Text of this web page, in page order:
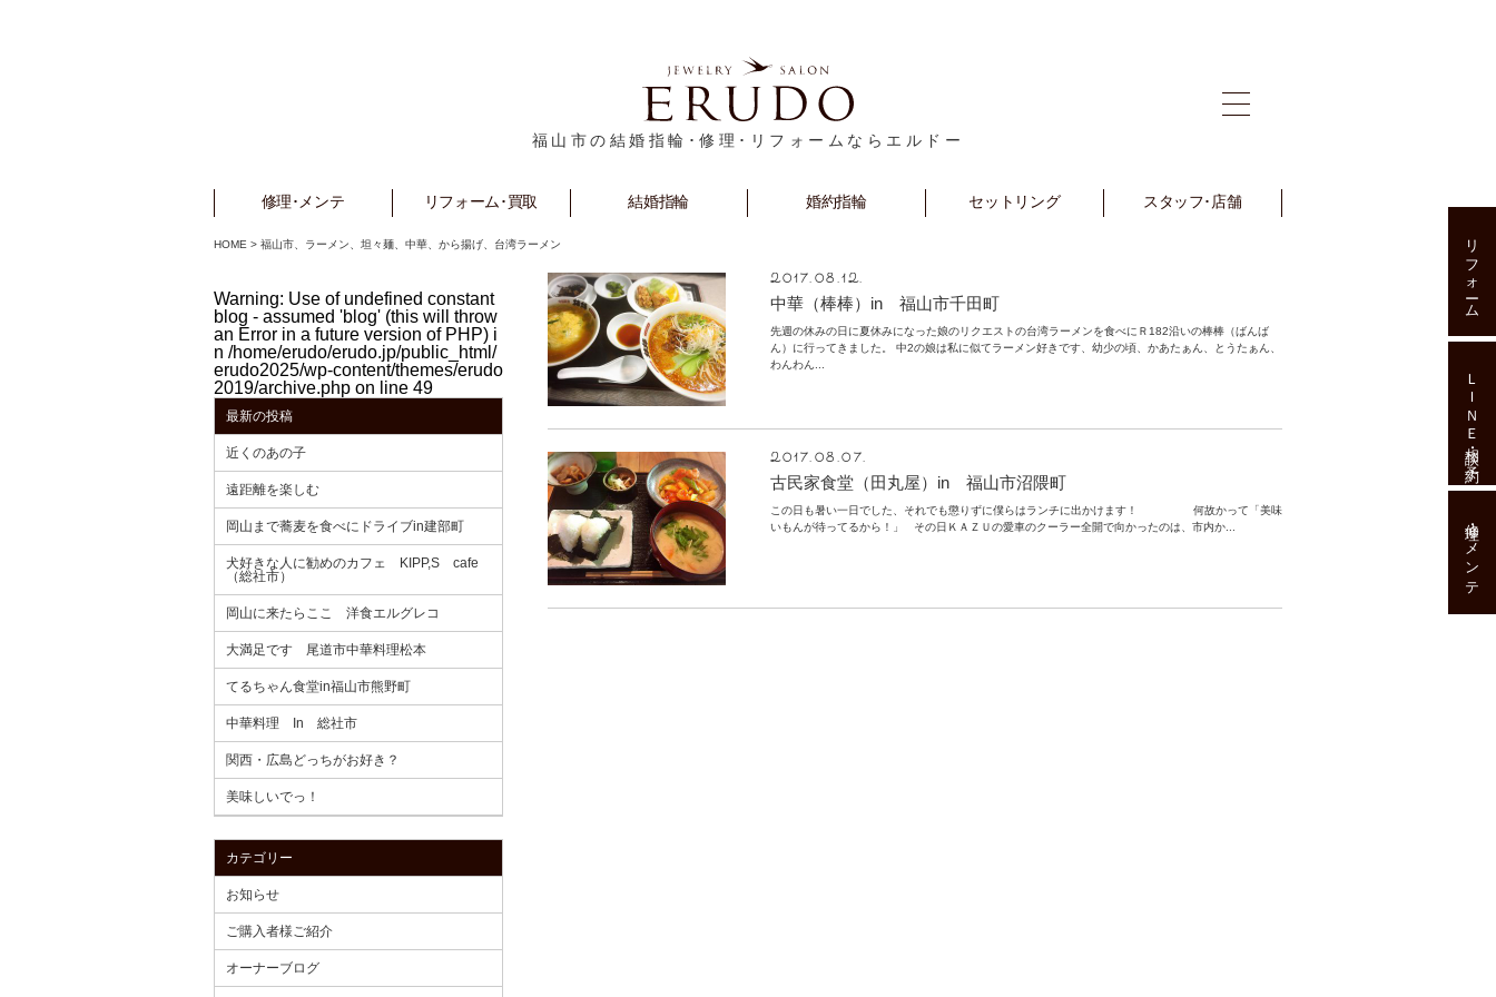
福山市の結婚指輪･修理･リフォームならエルドー
修理･メンテ
Repair リフォーム･買取
Reform 結婚指輪
Marriage 婚約指輪
Engagement セットリング
Set Ring スタッフ･店舗
Staff･Shop
HOME > 福山市、ラーメン、坦々麺、中華、から揚げ、台湾ラーメン
2017.08.12.
中華（棒棒）in 福山市千田町
先週の休みの日に夏休みになった娘のリクエストの台湾ラーメンを食べにＲ182沿いの棒棒（ばんば
ん）に行ってきました。 中2の娘は私に似てラーメン好きです、幼少の頃、かあたぁん、とうたぁん、
わんわん...
2017.08.07.
古民家食堂（田丸屋）in 福山市沼隈町
この日も暑い一日でした、それでも懲りずに僕らはランチに出かけます！ 何故かって「美味
いもんが待ってるから！」 その日ＫＡＺＵの愛車のクーラー全開で向かったのは、市内か...
Warning: Use of undefined constant
blog - assumed 'blog' (this will throw
an Error in a future version of PHP) i
n /home/erudo/erudo.jp/public_html/
erudo2025/wp-content/themes/erudo
2019/archive.php on line 49
最新の投稿
近くのあの子
遠距離を楽しむ
岡山まで蕎麦を食べにドライブin建部町
犬好きな人に勧めのカフェ KIPP,S cafe
（総社市）
岡山に来たらここ 洋食エルグレコ
大満足です 尾道市中華料理松本
てるちゃん食堂in福山市熊野町
中華料理 In 総社市
関西・広島どっちがお好き？
美味しいでっ！
カテゴリー
お知らせ
ご購入者様ご紹介
オーナーブログ
リフォーム
ＬＩＮＥ相談･予約
修理･メンテ